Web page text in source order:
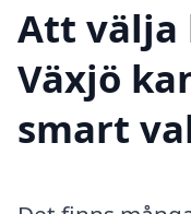
Att välja
Växjö
smart